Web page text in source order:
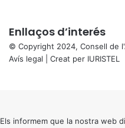
Enllaços d’interés
© Copyright 2024, Consell de
Avís legal | Creat per IURISTEL
button
Els informem que la nostra web